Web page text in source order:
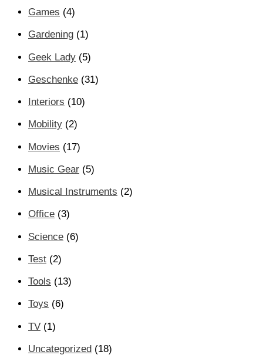
Games (4)
Gardening (1)
Geek Lady (5)
Geschenke (31)
Interiors (10)
Mobility (2)
Movies (17)
Music Gear (5)
Musical Instruments (2)
Office (3)
Science (6)
Test (2)
Tools (13)
Toys (6)
TV (1)
Uncategorized (18)